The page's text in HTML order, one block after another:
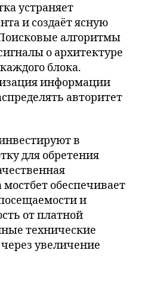
устраняет
и создаёт ясную
алгоритмы
о архитектуре
блока.
информации
авторитет
в
для обретения
обеспечивает
и
от платной
технические
увеличение